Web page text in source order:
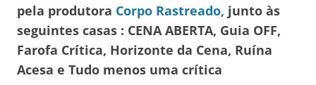
pela produtora Corpo Rastreado, junto às
seguintes casas : CENA ABERTA, Guia OFF,
Farofa Crítica, Horizonte da Cena, Ruína
Acesa e Tudo menos uma crítica